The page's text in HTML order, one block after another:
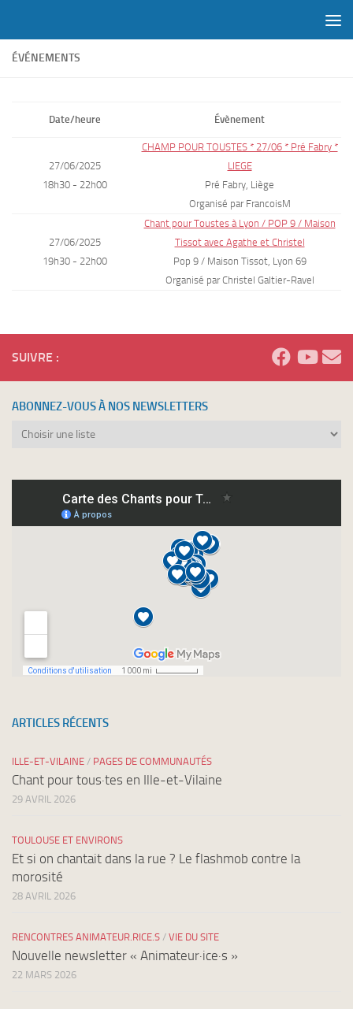
ÉVÉNEMENTS
Date/heure Évènement
27/06/2025
18h30 - 22h00
CHAMP POUR TOUSTES * 27/06 * Pré Fabry *
LIEGE
Pré Fabry, Liège
Organisé par FrancoisM
27/06/2025
19h30 - 22h00
Chant pour Toustes à Lyon / POP 9 / Maison
Tissot avec Agathe et Christel
Pop 9 / Maison Tissot, Lyon 69
Organisé par Christel Galtier-Ravel
SUIVRE :
ABONNEZ-VOUS À NOS NEWSLETTERS
Abonnez-
newsletters
ARTICLES RÉCENTS
ILLE-ET-VILAINE / PAGES DE COMMUNAUTÉS
Chant pour tous·tes en Ille-et-Vilaine
29 AVRIL 2026
TOULOUSE ET ENVIRONS
Et si on chantait dans la rue ? Le flashmob contre la
morosité
28 AVRIL 2026
RENCONTRES ANIMATEUR.RICE.S / VIE DU SITE
Nouvelle newsletter « Animateur·ice·s »
22 MARS 2026